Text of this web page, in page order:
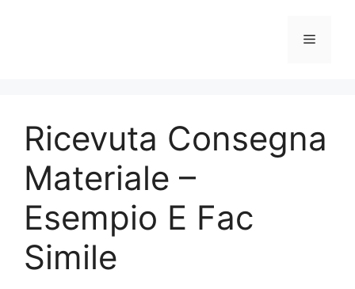
Menu
Ricevuta Consegna
Materiale –
Esempio E Fac
Simile